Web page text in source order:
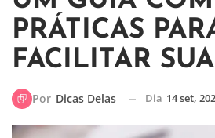
PRÁTICAS
FACILITAR
Por Dicas Delas Dia 14 set,